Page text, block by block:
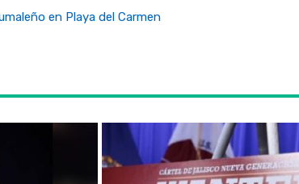
en Playa del Carmen